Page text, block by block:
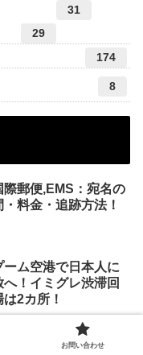
31
29
174
8
郵便,EMS：宛名の
料金・追跡方法！
ーム空港で日本人に
！イミグレ渋滞回
2カ所！
ンクラン◆水掛け祭
お問い合わせ